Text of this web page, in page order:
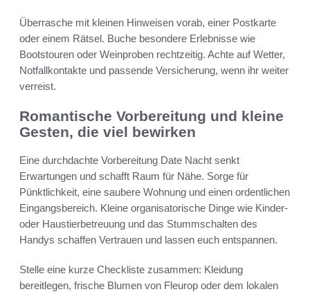
Überrasche mit kleinen Hinweisen vorab, einer Postkarte
oder einem Rätsel. Buche besondere Erlebnisse wie
Bootstouren oder Weinproben rechtzeitig. Achte auf Wetter,
Notfallkontakte und passende Versicherung, wenn ihr weiter
verreist.
Romantische Vorbereitung und kleine
Gesten, die viel bewirken
Eine durchdachte Vorbereitung Date Nacht senkt
Erwartungen und schafft Raum für Nähe. Sorge für
Pünktlichkeit, eine saubere Wohnung und einen ordentlichen
Eingangsbereich. Kleine organisatorische Dinge wie Kinder-
oder Haustierbetreuung und das Stummschalten des
Handys schaffen Vertrauen und lassen euch entspannen.
Stelle eine kurze Checkliste zusammen: Kleidung
bereitlegen, frische Blumen von Fleurop oder dem lokalen